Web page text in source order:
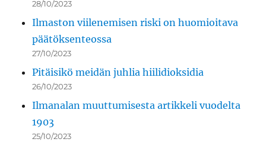
28/10/2023
Ilmaston viilenemisen riski on huomioitava
päätöksenteossa
27/10/2023
Pitäisikö meidän juhlia hiilidioksidia
26/10/2023
Ilmanalan muuttumisesta artikkeli vuodelta
1903
25/10/2023